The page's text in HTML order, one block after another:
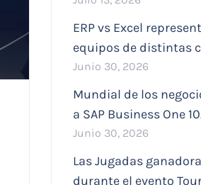
ERP vs Excel
equipos de distintas
Junio 30, 2026
Mundial de los
a SAP Business One
Junio 30, 2026
Las Jugadas
durante el evento